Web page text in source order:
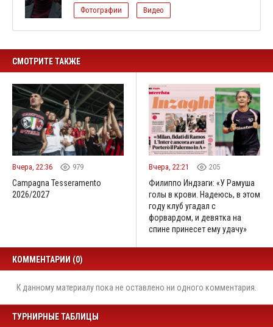
Фотографии Видео
СМОТРИТЕ ТАКЖЕ
Вчера, 22:36 979
Campagna Tesseramento
2026/2027
Вчера, 22:21 205
Филиппо Индзаги: «У Рамуша
голы в крови. Надеюсь, в этом
году клуб угадал с
форвардом, и девятка на
спине принесет ему удачу»
КОММЕНТАРИИ (0)
К данному материалу пока не оставлено ни одного комментария.
ТУРНИРНЫЕ ТАБЛИЦЫ